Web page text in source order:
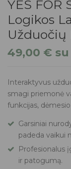
YES FOR
Logikos
Užduočių
49,00 € su
Interaktyvus
smagi priemonė
funkcijas,
Garsiniai
padeda vaikui
Profesionalus
ir patogumą.